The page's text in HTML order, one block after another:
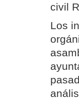
civil
Los